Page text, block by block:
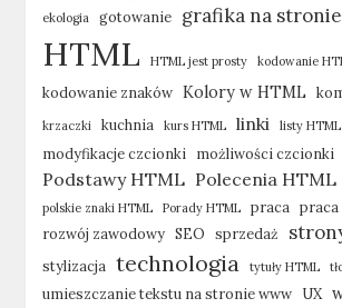
ekologia gotowanie grafika na
HTML HTML jest prosty kodowanie
kodowanie znaków Kolory w HTML
krzaczki kuchnia kurs HTML linki listy HTML
modyfikacje czcionki możliwości czcionki
Podstawy HTML Polecenia HTML
polskie znaki HTML Porady HTML praca praca
rozwój zawodowy SEO sprzedaż
stylizacja technologia tytuły HTML
umieszczanie tekstu na stronie www UX